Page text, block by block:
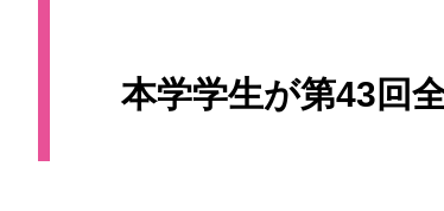
本学学生が第43回